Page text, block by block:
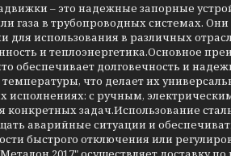
– это надежные запорные
газа в трубопроводных системах.
для использования в различных
и теплоэнергетика.Основное
обеспечивает долговечность и
что делает их
исполнениях: с ручным,
конкретных задач.Использование
аварийные ситуации и
быстрого отключения или